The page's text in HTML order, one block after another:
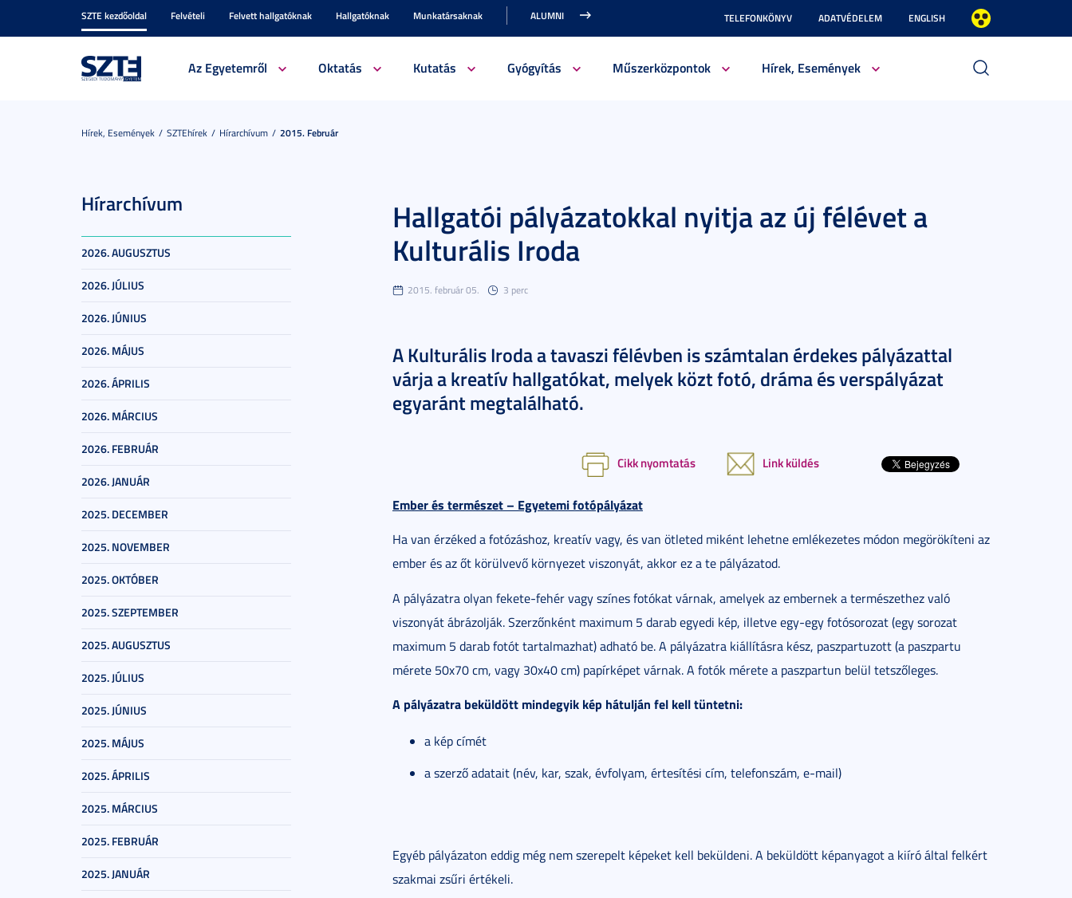
SZTE kezdőoldal Felvételi Felvett hallgatóknak Hallgatóknak Munkatársaknak ALUMNI TELEFONKÖNYV ADATVÉDELEM ENGLISH
Az Egyetemről Oktatás Kutatás Gyógyítás Műszerközpontok Hírek, Események
Hírek, Események SZTEhírek Hírarchívum 2015. Február
Hírarchívum
2026. AUGUSZTUS
2026. JÚLIUS
2026. JÚNIUS
2026. MÁJUS
2026. ÁPRILIS
2026. MÁRCIUS
2026. FEBRUÁR
2026. JANUÁR
2025. DECEMBER
2025. NOVEMBER
2025. OKTÓBER
2025. SZEPTEMBER
2025. AUGUSZTUS
2025. JÚLIUS
2025. JÚNIUS
2025. MÁJUS
2025. ÁPRILIS
2025. MÁRCIUS
2025. FEBRUÁR
2025. JANUÁR
Hallgatói pályázatokkal nyitja az új félévet a
Kulturális Iroda
2015. február 05. 3 perc
A Kulturális Iroda a tavaszi félévben is számtalan érdekes pályázattal
várja a kreatív hallgatókat, melyek közt fotó, dráma és verspályázat
egyaránt megtalálható.
Cikk nyomtatás Link küldés
Ember és természet – Egyetemi fotópályázat
Ha van érzéked a fotózáshoz, kreatív vagy, és van ötleted miként lehetne emlékezetes módon megörökíteni az
ember és az őt körülvevő környezet viszonyát, akkor ez a te pályázatod.
A pályázatra olyan fekete-fehér vagy színes fotókat várnak, amelyek az embernek a természethez való
viszonyát ábrázolják. Szerzőnként maximum 5 darab egyedi kép, illetve egy-egy fotósorozat (egy sorozat
maximum 5 darab fotót tartalmazhat) adható be. A pályázatra kiállításra kész, paszpartuzott (a paszpartu
mérete 50x70 cm, vagy 30x40 cm) papírképet várnak. A fotók mérete a paszpartun belül tetszőleges.
A pályázatra beküldött mindegyik kép hátulján fel kell tüntetni:
a kép címét
a szerző adatait (név, kar, szak, évfolyam, értesítési cím, telefonszám, e-mail)
Egyéb pályázaton eddig még nem szerepelt képeket kell beküldeni. A beküldött képanyagot a kiíró által felkért
szakmai zsűri értékeli.